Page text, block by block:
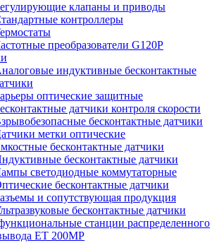
клапаны и приводы
контроллеры
преобразователи G120P
индуктивные бесконтактные
оптические защитные
датчики контроля скорости
бесконтактные датчики
метки оптические
бесконтактные датчики
бесконтактные датчики
светодиодные коммутаторные
бесконтактные датчики
и сопутствующая продукция
бесконтактные датчики
станции распределенного
ET 200MP